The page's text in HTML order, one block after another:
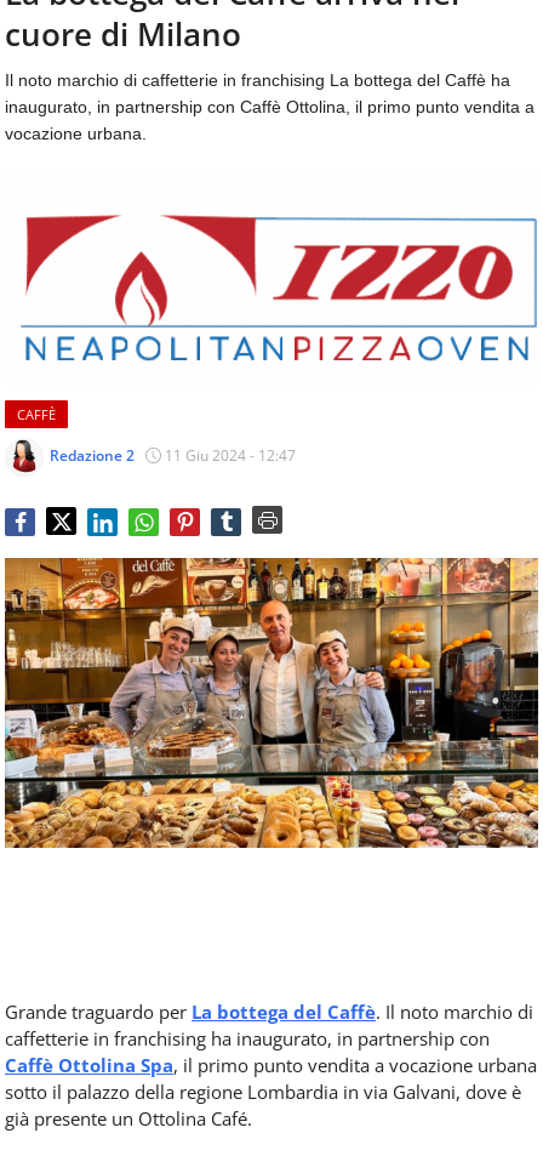
aggiornamenti
quotidiani
temi
come
ospitalità,
&
beverage,
catering
e
quotidiani
mondo
dell'alimentazione,
dei
consumi
Service
e
tutte
le
novità
del
comparto
Horeca.
CONTATTI
cuore di Milano
Il noto marchio di caffetterie in franchising La bottega del Caffè ha
inaugurato, in partnership con Caffè Ottolina, il primo punto vendita a
vocazione urbana.
CAFFÈ
Redazione 2 11 Giu 2024 - 12:47
Grande traguardo per La bottega del Caffè. Il noto marchio di
caffetterie in franchising ha inaugurato, in partnership con
Caffè Ottolina Spa, il primo punto vendita a vocazione urbana
sotto il palazzo della regione Lombardia in via Galvani, dove è
già presente un Ottolina Café.